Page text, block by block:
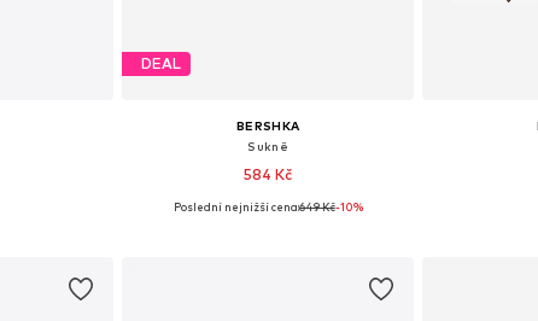
DEAL
BERSHKA
Sukně
584 Kč
Dostupné velikosti: 34, 36, 38, 40, 42
Poslední nejnižší cena:649 Kč-10%